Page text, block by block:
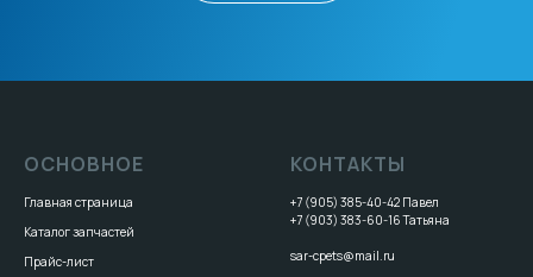
ОСНОВНОЕ
Главная страница
Каталог запчастей
Прайс-лист
КОНТАКТЫ
+7 (905) 385-40-42 Павел
+7 (903) 383-60-16Татьяна
sar-cpets@mail.ru